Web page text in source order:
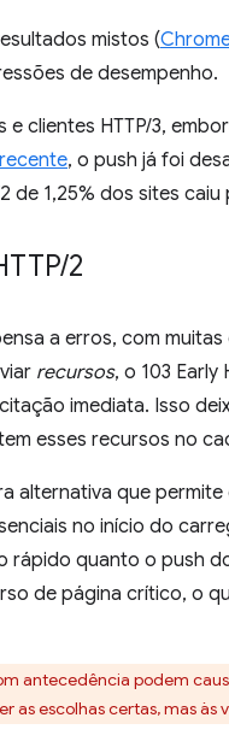
mistos (
de desempenho.
clientes HTTP/3,
, o push já foi
de 1,25% dos sites caiu
/2
a erros, com
recursos, o 103 Early
imediata. Isso
esses recursos no
alternativa que
no início do
rápido quanto o push
de página crítico, o
antecedência podem
escolhas certas, mas às